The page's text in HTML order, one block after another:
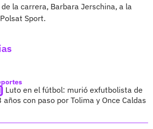
la carrera, Barbara Jerschina, a la
Sport.
Luto en el fútbol: murió exfutbolista de
años con paso por Tolima y Once Caldas